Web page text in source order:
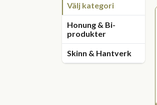
Välj kategori
Honung & Bi-
produkter
Skinn & Hantverk